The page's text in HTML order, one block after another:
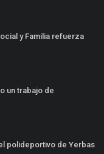
y Familia refuerza
un trabajo de
polideportivo de Yerbas